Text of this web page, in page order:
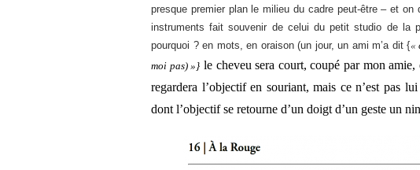
presque premier plan le milieu du cadre peut-être – et
instruments fait souvenir de celui du petit studio de la
pourquoi ? en mots, en oraison (un jour, un ami m’a dit {«
moi pas) »} le cheveu sera court, coupé par mon
regardera l’objectif en souriant, mais ce n’est pas
dont l’objectif se retourne d’un doigt d’un geste un